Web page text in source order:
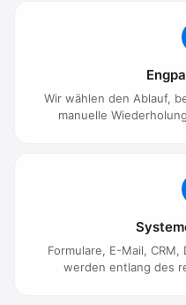
Wir wählen den Ablauf,
manuelle
Formulare, E-Mail,
werden entlang des